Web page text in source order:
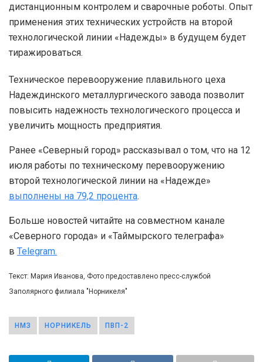
дистанционным контролем и сварочные роботы. Опыт
применения этих технических устройств на второй
технологической линии «Надежды» в будущем будет
тиражироваться.
Техническое перевооружение плавильного цеха
Надеждинского металлургического завода позволит
повысить надежность технологического процесса и
увеличить мощность предприятия.
Ранее «Северный город» рассказывал о том, что на 12
июля работы по техническому перевооружению
второй технологической линии на «Надежде»
выполнены на 79,2 процента.
Больше новостей читайте на совместном канале
«Северного города» и «Таймырского телеграфа»
в Telegram.
Текст: Мария Иванова, Фото предоставлено пресс-службой
Заполярного филиала "Норникеля"
НМЗ НОРНИКЕЛЬ ПВП-2